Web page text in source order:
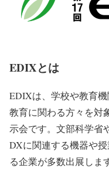
EDIXとは
EDIXは、学校や教育機
教育に関わる方々を対
示会です。文部科学省
DXに関連する機器や
る企業が多数出展しま